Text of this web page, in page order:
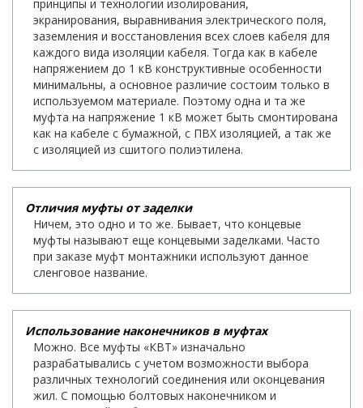
принципы и технологии изолирования,
экранирования, выравнивания электрического поля,
заземления и восстановления всех слоев кабеля для
каждого вида изоляции кабеля. Тогда как в кабеле
напряжением до 1 кВ конструктивные особенности
минимальны, а основное различие состоим только в
используемом материале. Поэтому одна и та же
муфта на напряжение 1 кВ может быть смонтирована
как на кабеле с бумажной, с ПВХ изоляцией, а так же
с изоляцией из сшитого полиэтилена.
Отличия муфты от заделки
Ничем, это одно и то же. Бывает, что концевые
муфты называют еще концевыми заделками. Часто
при заказе муфт монтажники используют данное
сленговое название.
Использование наконечников в муфтах
Можно. Все муфты «КВТ» изначально
разрабатывались с учетом возможности выбора
различных технологий соединения или оконцевания
жил. С помощью болтовых наконечником и